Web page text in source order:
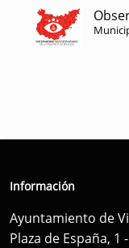
Información
Ayuntamiento de
Plaza de España, 1